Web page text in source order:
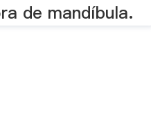
de mandíbula.